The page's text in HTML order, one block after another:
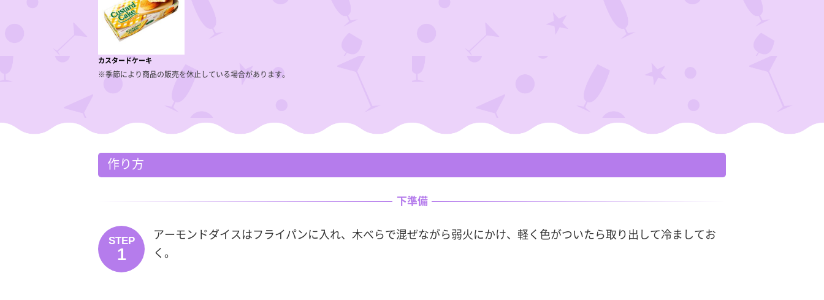
カスタードケーキ
※季節により商品の販売を休止している場合があります。
作り方
下準備
STEP
1
アーモンドダイスはフライパンに入れ、木べらで混ぜながら弱火にかけ、軽く色がついたら取り出して冷ましてお
く。